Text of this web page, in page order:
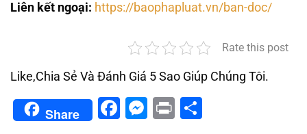
Liên kết ngoại: https://baophapluat.vn/ban-doc/
Rate this post
Like,Chia Sẻ Và Đánh Giá 5 Sao Giúp Chúng Tôi.
Share Facebook
Messenger
Print